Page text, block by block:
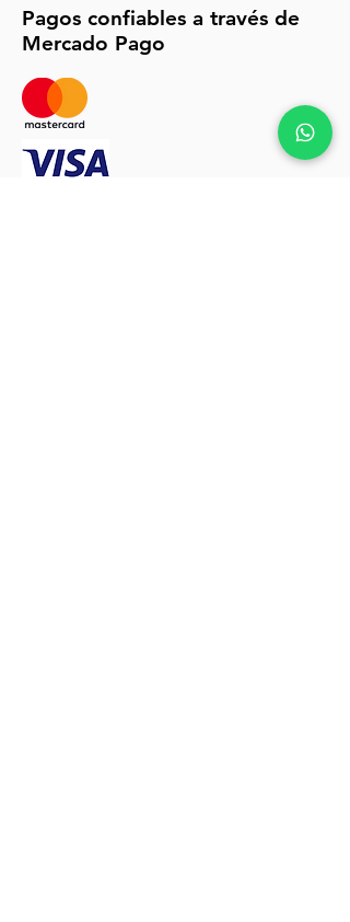
Pagos confiables a través de
Mercado Pago